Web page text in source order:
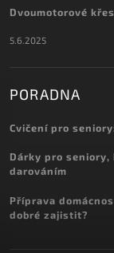
Dvoumotorové
5.6.2025
PORADNA
Cvičení pro
Dárky pro seniory,
darováním
Příprava
dobré zajistit?